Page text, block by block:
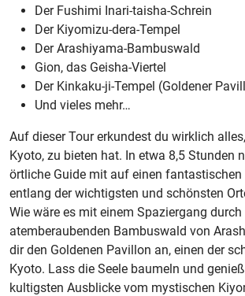
Der Fushimi Inari-taisha-Schrein
Der Kiyomizu-dera-Tempel
Der Arashiyama-Bambuswald
Gion, das Geisha-Viertel
Der Kinkaku-ji-Tempel (Goldener
Und vieles mehr…
Auf dieser Tour erkundest du wirklich
Kyoto, zu bieten hat. In etwa 8,5 Stunden
örtliche Guide mit auf einen fantastischen
entlang der wichtigsten und schönsten
Wie wäre es mit einem Spaziergang durch
atemberaubenden Bambuswald von
dir den Goldenen Pavillon an, einen der
Kyoto. Lass die Seele baumeln und
kultigsten Ausblicke vom mystischen